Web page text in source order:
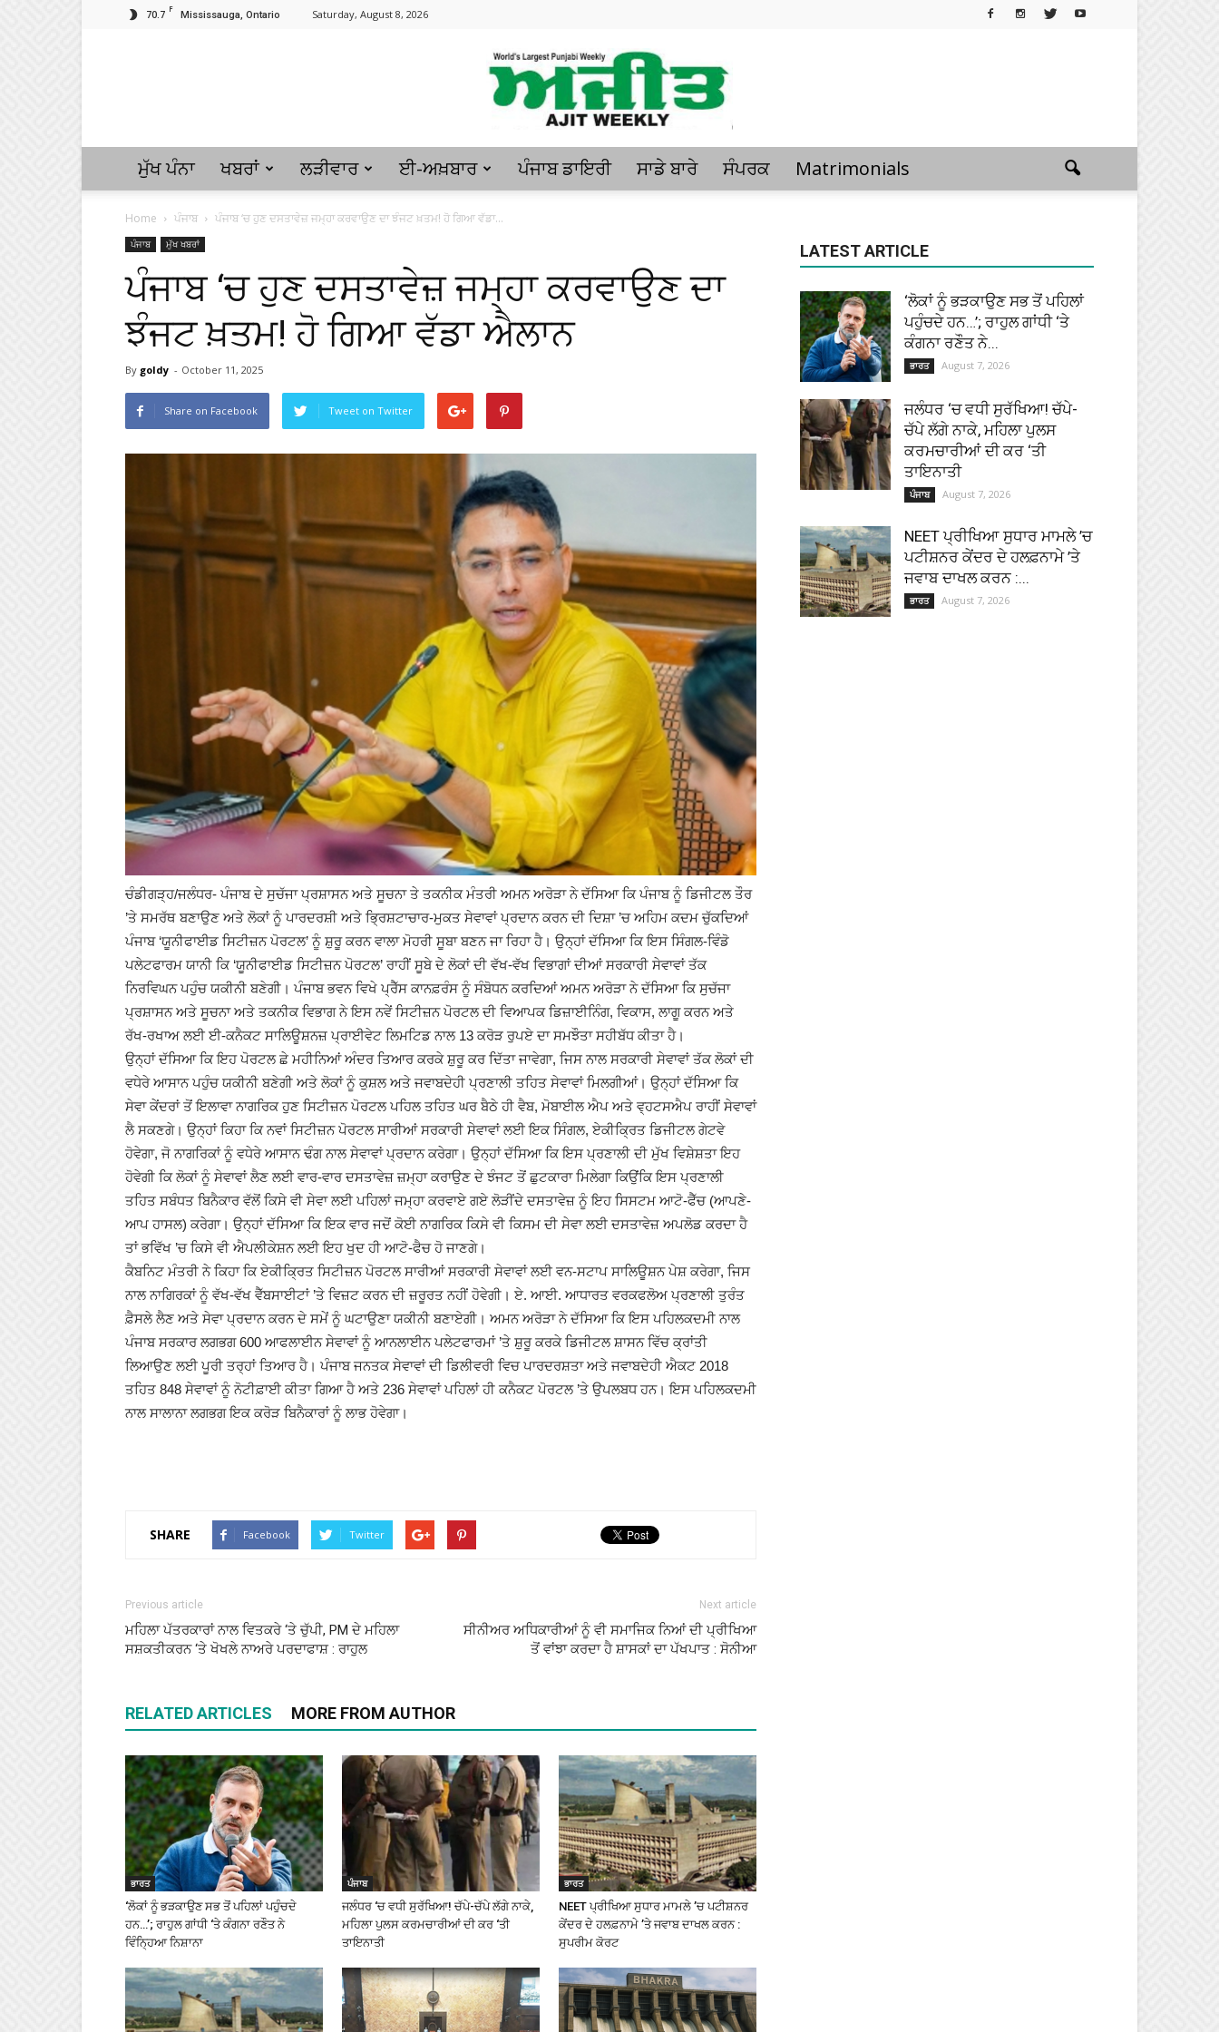
70.7 F
Mississauga, Ontario Saturday, August 8, 2026
Ajitweekly
:
Paper
Ajit
(Ajit
Matrimonial)
ਮੁੱਖ ਪੰਨਾ ਖਬਰਾਂ ਲੜੀਵਾਰ ਈ-ਅਖ਼ਬਾਰ ਪੰਜਾਬ ਡਾਇਰੀ ਸਾਡੇ ਬਾਰੇ ਸੰਪਰਕ Matrimonials
Home ਪੰਜਾਬ ਪੰਜਾਬ ‘ਚ ਹੁਣ ਦਸਤਾਵੇਜ਼ ਜਮ੍ਹਾ ਕਰਵਾਉਣ ਦਾ ਝੰਜਟ ਖ਼ਤਮ! ਹੋ ਗਿਆ ਵੱਡਾ...
ਪੰਜਾਬ ਮੁੱਖ ਖਬਰਾਂ
ਪੰਜਾਬ ‘ਚ ਹੁਣ ਦਸਤਾਵੇਜ਼ ਜਮ੍ਹਾ ਕਰਵਾਉਣ ਦਾ
ਝੰਜਟ ਖ਼ਤਮ! ਹੋ ਗਿਆ ਵੱਡਾ ਐਲਾਨ
By goldy - October 11, 2025
Share on Facebook Tweet on Twitter
ਚੰਡੀਗੜ੍ਹ/ਜਲੰਧਰ- ਪੰਜਾਬ ਦੇ ਸੁਚੱਜਾ ਪ੍ਰਸ਼ਾਸਨ ਅਤੇ ਸੂਚਨਾ ਤੇ ਤਕਨੀਕ ਮੰਤਰੀ ਅਮਨ ਅਰੋੜਾ ਨੇ ਦੱਸਿਆ ਕਿ ਪੰਜਾਬ ਨੂੰ ਡਿਜੀਟਲ ਤੌਰ
’ਤੇ ਸਮਰੱਥ ਬਣਾਉਣ ਅਤੇ ਲੋਕਾਂ ਨੂੰ ਪਾਰਦਰਸ਼ੀ ਅਤੇ ਭ੍ਰਿਸ਼ਟਾਚਾਰ-ਮੁਕਤ ਸੇਵਾਵਾਂ ਪ੍ਰਦਾਨ ਕਰਨ ਦੀ ਦਿਸ਼ਾ ’ਚ ਅਹਿਮ ਕਦਮ ਚੁੱਕਦਿਆਂ
ਪੰਜਾਬ ‘ਯੂਨੀਫਾਈਡ ਸਿਟੀਜ਼ਨ ਪੋਰਟਲ’ ਨੂੰ ਸ਼ੁਰੂ ਕਰਨ ਵਾਲਾ ਮੋਹਰੀ ਸੂਬਾ ਬਣਨ ਜਾ ਰਿਹਾ ਹੈ। ਉਨ੍ਹਾਂ ਦੱਸਿਆ ਕਿ ਇਸ ਸਿੰਗਲ-ਵਿੰਡੋ
ਪਲੇਟਫਾਰਮ ਯਾਨੀ ਕਿ ‘ਯੂਨੀਫਾਈਡ ਸਿਟੀਜ਼ਨ ਪੋਰਟਲ’ ਰਾਹੀਂ ਸੂਬੇ ਦੇ ਲੋਕਾਂ ਦੀ ਵੱਖ-ਵੱਖ ਵਿਭਾਗਾਂ ਦੀਆਂ ਸਰਕਾਰੀ ਸੇਵਾਵਾਂ ਤੱਕ
ਨਿਰਵਿਘਨ ਪਹੁੰਚ ਯਕੀਨੀ ਬਣੇਗੀ। ਪੰਜਾਬ ਭਵਨ ਵਿਖੇ ਪ੍ਰੈੱਸ ਕਾਨਫ਼ਰੰਸ ਨੂੰ ਸੰਬੋਧਨ ਕਰਦਿਆਂ ਅਮਨ ਅਰੋੜਾ ਨੇ ਦੱਸਿਆ ਕਿ ਸੁਚੱਜਾ
ਪ੍ਰਸ਼ਾਸਨ ਅਤੇ ਸੂਚਨਾ ਅਤੇ ਤਕਨੀਕ ਵਿਭਾਗ ਨੇ ਇਸ ਨਵੇਂ ਸਿਟੀਜ਼ਨ ਪੋਰਟਲ ਦੀ ਵਿਆਪਕ ਡਿਜ਼ਾਈਨਿੰਗ, ਵਿਕਾਸ, ਲਾਗੂ ਕਰਨ ਅਤੇ
ਰੱਖ-ਰਖਾਅ ਲਈ ਈ-ਕਨੈਕਟ ਸਾਲਿਊਸ਼ਨਜ਼ ਪ੍ਰਾਈਵੇਟ ਲਿਮਟਿਡ ਨਾਲ 13 ਕਰੋੜ ਰੁਪਏ ਦਾ ਸਮਝੌਤਾ ਸਹੀਬੱਧ ਕੀਤਾ ਹੈ।
ਉਨ੍ਹਾਂ ਦੱਸਿਆ ਕਿ ਇਹ ਪੋਰਟਲ ਛੇ ਮਹੀਨਿਆਂ ਅੰਦਰ ਤਿਆਰ ਕਰਕੇ ਸ਼ੁਰੂ ਕਰ ਦਿੱਤਾ ਜਾਵੇਗਾ, ਜਿਸ ਨਾਲ ਸਰਕਾਰੀ ਸੇਵਾਵਾਂ ਤੱਕ ਲੋਕਾਂ ਦੀ
ਵਧੇਰੇ ਆਸਾਨ ਪਹੁੰਚ ਯਕੀਨੀ ਬਣੇਗੀ ਅਤੇ ਲੋਕਾਂ ਨੂੰ ਕੁਸ਼ਲ ਅਤੇ ਜਵਾਬਦੇਹੀ ਪ੍ਰਣਾਲੀ ਤਹਿਤ ਸੇਵਾਵਾਂ ਮਿਲਗੀਆਂ। ਉਨ੍ਹਾਂ ਦੱਸਿਆ ਕਿ
ਸੇਵਾ ਕੇਂਦਰਾਂ ਤੋਂ ਇਲਾਵਾ ਨਾਗਰਿਕ ਹੁਣ ਸਿਟੀਜ਼ਨ ਪੋਰਟਲ ਪਹਿਲ ਤਹਿਤ ਘਰ ਬੈਠੇ ਹੀ ਵੈਬ, ਮੋਬਾਈਲ ਐਪ ਅਤੇ ਵ੍ਹਟਸਐਪ ਰਾਹੀਂ ਸੇਵਾਵਾਂ
ਲੈ ਸਕਣਗੇ। ਉਨ੍ਹਾਂ ਕਿਹਾ ਕਿ ਨਵਾਂ ਸਿਟੀਜ਼ਨ ਪੋਰਟਲ ਸਾਰੀਆਂ ਸਰਕਾਰੀ ਸੇਵਾਵਾਂ ਲਈ ਇਕ ਸਿੰਗਲ, ਏਕੀਕ੍ਰਿਤ ਡਿਜੀਟਲ ਗੇਟਵੇ
ਹੋਵੇਗਾ, ਜੋ ਨਾਗਰਿਕਾਂ ਨੂੰ ਵਧੇਰੇ ਆਸਾਨ ਢੰਗ ਨਾਲ ਸੇਵਾਵਾਂ ਪ੍ਰਦਾਨ ਕਰੇਗਾ। ਉਨ੍ਹਾਂ ਦੱਸਿਆ ਕਿ ਇਸ ਪ੍ਰਣਾਲੀ ਦੀ ਮੁੱਖ ਵਿਸ਼ੇਸ਼ਤਾ ਇਹ
ਹੋਵੇਗੀ ਕਿ ਲੋਕਾਂ ਨੂੰ ਸੇਵਾਵਾਂ ਲੈਣ ਲਈ ਵਾਰ-ਵਾਰ ਦਸਤਾਵੇਜ਼ ਜ਼ਮ੍ਹਾ ਕਰਾਉਣ ਦੇ ਝੰਜਟ ਤੋਂ ਛੁਟਕਾਰਾ ਮਿਲੇਗਾ ਕਿਉਂਕਿ ਇਸ ਪ੍ਰਣਾਲੀ
ਤਹਿਤ ਸਬੰਧਤ ਬਿਨੈਕਾਰ ਵੱਲੋਂ ਕਿਸੇ ਵੀ ਸੇਵਾ ਲਈ ਪਹਿਲਾਂ ਜਮ੍ਹਾ ਕਰਵਾਏ ਗਏ ਲੋੜੀਂਦੇ ਦਸਤਾਵੇਜ਼ ਨੂੰ ਇਹ ਸਿਸਟਮ ਆਟੋ-ਫੈੱਚ (ਆਪਣੇ-
ਆਪ ਹਾਸਲ) ਕਰੇਗਾ। ਉਨ੍ਹਾਂ ਦੱਸਿਆ ਕਿ ਇਕ ਵਾਰ ਜਦੋਂ ਕੋਈ ਨਾਗਰਿਕ ਕਿਸੇ ਵੀ ਕਿਸਮ ਦੀ ਸੇਵਾ ਲਈ ਦਸਤਾਵੇਜ਼ ਅਪਲੋਡ ਕਰਦਾ ਹੈ
ਤਾਂ ਭਵਿੱਖ ’ਚ ਕਿਸੇ ਵੀ ਐਪਲੀਕੇਸ਼ਨ ਲਈ ਇਹ ਖੁਦ ਹੀ ਆਟੋ-ਫੈਚ ਹੋ ਜਾਣਗੇ।
ਕੈਬਨਿਟ ਮੰਤਰੀ ਨੇ ਕਿਹਾ ਕਿ ਏਕੀਕ੍ਰਿਤ ਸਿਟੀਜ਼ਨ ਪੋਰਟਲ ਸਾਰੀਆਂ ਸਰਕਾਰੀ ਸੇਵਾਵਾਂ ਲਈ ਵਨ-ਸਟਾਪ ਸਾਲਿਊਸ਼ਨ ਪੇਸ਼ ਕਰੇਗਾ, ਜਿਸ
ਨਾਲ ਨਾਗਿਰਕਾਂ ਨੂੰ ਵੱਖ-ਵੱਖ ਵੈੱਬਸਾਈਟਾਂ ’ਤੇ ਵਿਜ਼ਟ ਕਰਨ ਦੀ ਜ਼ਰੂਰਤ ਨਹੀਂ ਹੋਵੇਗੀ। ਏ. ਆਈ. ਆਧਾਰਤ ਵਰਕਫਲੋਅ ਪ੍ਰਣਾਲੀ ਤੁਰੰਤ
ਫ਼ੈਸਲੇ ਲੈਣ ਅਤੇ ਸੇਵਾ ਪ੍ਰਦਾਨ ਕਰਨ ਦੇ ਸਮੇਂ ਨੂੰ ਘਟਾਉਣਾ ਯਕੀਨੀ ਬਣਾਏਗੀ। ਅਮਨ ਅਰੋੜਾ ਨੇ ਦੱਸਿਆ ਕਿ ਇਸ ਪਹਿਲਕਦਮੀ ਨਾਲ
ਪੰਜਾਬ ਸਰਕਾਰ ਲਗਭਗ 600 ਆਫਲਾਈਨ ਸੇਵਾਵਾਂ ਨੂੰ ਆਨਲਾਈਨ ਪਲੇਟਫਾਰਮਾਂ ’ਤੇ ਸ਼ੁਰੂ ਕਰਕੇ ਡਿਜੀਟਲ ਸ਼ਾਸਨ ਵਿੱਚ ਕ੍ਰਾਂਤੀ
ਲਿਆਉਣ ਲਈ ਪੂਰੀ ਤਰ੍ਹਾਂ ਤਿਆਰ ਹੈ। ਪੰਜਾਬ ਜਨਤਕ ਸੇਵਾਵਾਂ ਦੀ ਡਿਲੀਵਰੀ ਵਿਚ ਪਾਰਦਰਸ਼ਤਾ ਅਤੇ ਜਵਾਬਦੇਹੀ ਐਕਟ 2018
ਤਹਿਤ 848 ਸੇਵਾਵਾਂ ਨੂੰ ਨੋਟੀਫ਼ਾਈ ਕੀਤਾ ਗਿਆ ਹੈ ਅਤੇ 236 ਸੇਵਾਵਾਂ ਪਹਿਲਾਂ ਹੀ ਕਨੈਕਟ ਪੋਰਟਲ ’ਤੇ ਉਪਲਬਧ ਹਨ। ਇਸ ਪਹਿਲਕਦਮੀ
ਨਾਲ ਸਾਲਾਨਾ ਲਗਭਗ ਇਕ ਕਰੋੜ ਬਿਨੈਕਾਰਾਂ ਨੂੰ ਲਾਭ ਹੋਵੇਗਾ।
SHARE Facebook Twitter
Previous article
ਮਹਿਲਾ ਪੱਤਰਕਾਰਾਂ ਨਾਲ ਵਿਤਕਰੇ ‘ਤੇ ਚੁੱਪੀ, PM ਦੇ ਮਹਿਲਾ
ਸਸ਼ਕਤੀਕਰਨ ‘ਤੇ ਖੋਖਲੇ ਨਾਅਰੇ ਪਰਦਾਫਾਸ਼ : ਰਾਹੁਲ
Next article
ਸੀਨੀਅਰ ਅਧਿਕਾਰੀਆਂ ਨੂੰ ਵੀ ਸਮਾਜਿਕ ਨਿਆਂ ਦੀ ਪ੍ਰੀਖਿਆ
ਤੋਂ ਵਾਂਝਾ ਕਰਦਾ ਹੈ ਸ਼ਾਸਕਾਂ ਦਾ ਪੱਖਪਾਤ : ਸੋਨੀਆ
RELATED ARTICLES MORE FROM AUTHOR
ਭਾਰਤ
‘ਲੋਕਾਂ ਨੂੰ ਭੜਕਾਉਣ ਸਭ ਤੋਂ ਪਹਿਲਾਂ ਪਹੁੰਚਦੇ
ਹਨ…’; ਰਾਹੁਲ ਗਾਂਧੀ ‘ਤੇ ਕੰਗਨਾ ਰਣੌਤ ਨੇ
ਵਿੰਨ੍ਹਿਆ ਨਿਸ਼ਾਨਾ
ਪੰਜਾਬ
ਜਲੰਧਰ ‘ਚ ਵਧੀ ਸੁਰੱਖਿਆ! ਚੱਪੇ-ਚੱਪੇ ਲੱਗੇ ਨਾਕੇ,
ਮਹਿਲਾ ਪੁਲਸ ਕਰਮਚਾਰੀਆਂ ਦੀ ਕਰ ‘ਤੀ
ਤਾਇਨਾਤੀ
ਭਾਰਤ
NEET ਪ੍ਰੀਖਿਆ ਸੁਧਾਰ ਮਾਮਲੇ ’ਚ ਪਟੀਸ਼ਨਰ
ਕੇਂਦਰ ਦੇ ਹਲਫ਼ਨਾਮੇ ’ਤੇ ਜਵਾਬ ਦਾਖਲ ਕਰਨ :
ਸੁਪਰੀਮ ਕੋਰਟ
LATEST ARTICLE
‘ਲੋਕਾਂ ਨੂੰ ਭੜਕਾਉਣ ਸਭ ਤੋਂ ਪਹਿਲਾਂ
ਪਹੁੰਚਦੇ ਹਨ…’; ਰਾਹੁਲ ਗਾਂਧੀ ‘ਤੇ
ਕੰਗਨਾ ਰਣੌਤ ਨੇ...
ਭਾਰਤ August 7, 2026
ਜਲੰਧਰ ‘ਚ ਵਧੀ ਸੁਰੱਖਿਆ! ਚੱਪੇ-
ਚੱਪੇ ਲੱਗੇ ਨਾਕੇ, ਮਹਿਲਾ ਪੁਲਸ
ਕਰਮਚਾਰੀਆਂ ਦੀ ਕਰ ‘ਤੀ
ਤਾਇਨਾਤੀ
ਪੰਜਾਬ August 7, 2026
NEET ਪ੍ਰੀਖਿਆ ਸੁਧਾਰ ਮਾਮਲੇ ’ਚ
ਪਟੀਸ਼ਨਰ ਕੇਂਦਰ ਦੇ ਹਲਫ਼ਨਾਮੇ ’ਤੇ
ਜਵਾਬ ਦਾਖਲ ਕਰਨ :...
ਭਾਰਤ August 7, 2026